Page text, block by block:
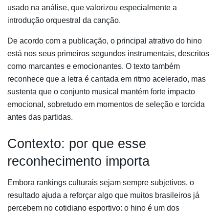
usado na análise, que valorizou especialmente a
introdução orquestral da canção.
De acordo com a publicação, o principal atrativo do hino
está nos seus primeiros segundos instrumentais, descritos
como marcantes e emocionantes. O texto também
reconhece que a letra é cantada em ritmo acelerado, mas
sustenta que o conjunto musical mantém forte impacto
emocional, sobretudo em momentos de seleção e torcida
antes das partidas.
Contexto: por que esse
reconhecimento importa
Embora rankings culturais sejam sempre subjetivos, o
resultado ajuda a reforçar algo que muitos brasileiros já
percebem no cotidiano esportivo: o hino é um dos